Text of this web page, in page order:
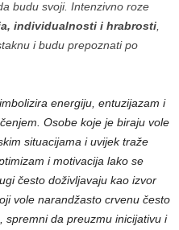
budu svoji. Intenzivno roze
individualnosti i hrabrosti
i budu prepoznati po
energiju, entuzijazam i
Osobe koje je biraju vole
situacijama i uvijek traže
i motivacija lako se
često doživljavaju kao izvor
vole narandžasto crvenu često
, spremni da preuzmu inicijativu i